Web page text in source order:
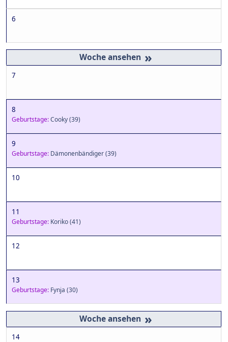
6
»
7
8
Geburtstage:Cooky(39)
9
Geburtstage: Dämonenbändiger(39)
10
11
Geburtstage: Koriko(41)
12
13
Geburtstage: Fynja (30)
»
14